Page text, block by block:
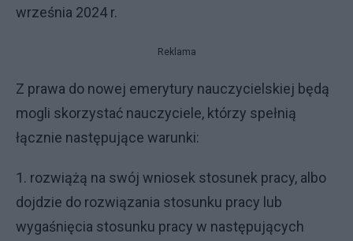
września 2024 r.
Reklama
Z prawa do nowej emerytury nauczycielskiej będą
mogli skorzystać nauczyciele, którzy spełnią
łącznie następujące warunki:
1. rozwiążą na swój wniosek stosunek pracy, albo
dojdzie do rozwiązania stosunku pracy lub
wygaśnięcia stosunku pracy w następujących